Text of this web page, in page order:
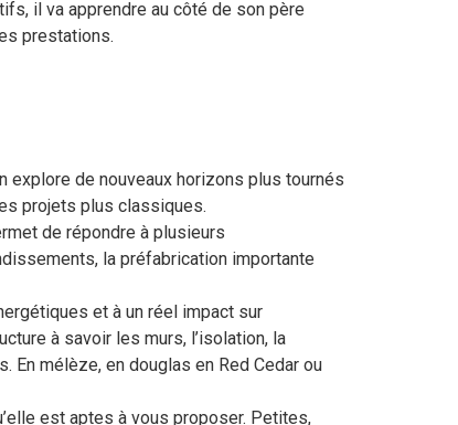
il va apprendre au côté de son père
prestations.
explore de nouveaux horizons plus tournés
projets plus classiques.
de répondre à plusieurs
la préfabrication importante
et à un réel impact sur
à savoir les murs, l’isolation, la
En mélèze, en douglas en Red Cedar ou
est aptes à vous proposer. Petites,